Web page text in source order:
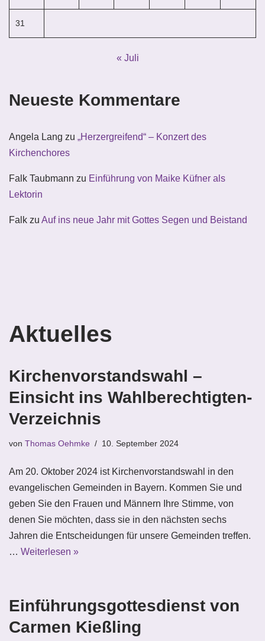
31
« Juli
Neueste Kommentare
Angela Lang zu „Herzergreifend“ – Konzert des
Kirchenchores
Falk Taubmann zu Einführung von Maike Küfner als
Lektorin
Falk zu Auf ins neue Jahr mit Gottes Segen und Beistand
Aktuelles
Kirchenvorstandswahl –
Einsicht ins Wahlberechtigten-
Verzeichnis
von Thomas Oehmke 10. September 2024
Am 20. Oktober 2024 ist Kirchenvorstandswahl in den
evangelischen Gemeinden in Bayern. Kommen Sie und
geben Sie den Frauen und Männern Ihre Stimme, von
denen Sie möchten, dass sie in den nächsten sechs
Jahren die Entscheidungen für unsere Gemeinden treffen.
… Weiterlesen »
Einführungsgottesdienst von
Carmen Kießling